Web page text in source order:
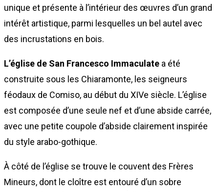
unique et présente à l’intérieur des œuvres d’un grand
intérêt artistique, parmi lesquelles un bel autel avec
des incrustations en bois.
L’église de San Francesco Immaculate a été
construite sous les Chiaramonte, les seigneurs
féodaux de Comiso, au début du XIVe siècle. L’église
est composée d’une seule nef et d’une abside carrée,
avec une petite coupole d’abside clairement inspirée
du style arabo-gothique.
À côté de l’église se trouve le couvent des Frères
Mineurs, dont le cloître est entouré d’un sobre